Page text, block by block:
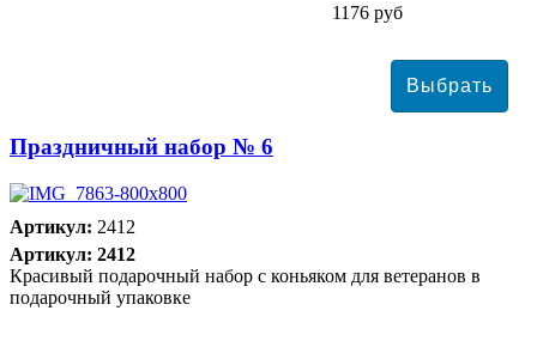
1176 руб
Праздничный набор № 6
Артикул: 2412
Артикул: 2412
Красивый подарочный набор с коньяком для ветеранов в
подарочный упаковке